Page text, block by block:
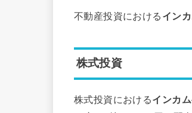
不動産投資における イン
株式投資
株式投資におけるインカ